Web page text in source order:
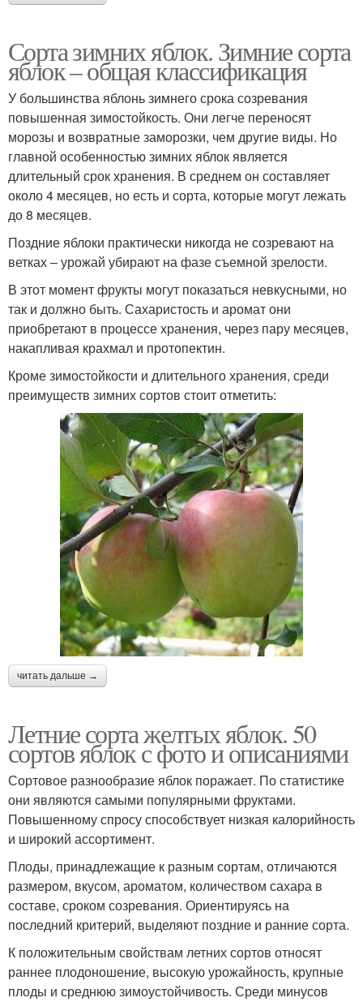
Сорта зимних яблок. Зимние сорта
яблок – общая классификация
У большинства яблонь зимнего срока созревания
повышенная зимостойкость. Они легче переносят
морозы и возвратные заморозки, чем другие виды. Но
главной особенностью зимних яблок является
длительный срок хранения. В среднем он составляет
около 4 месяцев, но есть и сорта, которые могут лежать
до 8 месяцев.
Поздние яблоки практически никогда не созревают на
ветках – урожай убирают на фазе съемной зрелости.
В этот момент фрукты могут показаться невкусными, но
так и должно быть. Сахаристость и аромат они
приобретают в процессе хранения, через пару месяцев,
накапливая крахмал и протопектин.
Кроме зимостойкости и длительного хранения, среди
преимуществ зимних сортов стоит отметить:
читать дальше →
Летние сорта желтых яблок. 50
сортов яблок с фото и описаниями
Сортовое разнообразие яблок поражает. По статистике
они являются самыми популярными фруктами.
Повышенному спросу способствует низкая калорийность
и широкий ассортимент.
Плоды, принадлежащие к разным сортам, отличаются
размером, вкусом, ароматом, количеством сахара в
составе, сроком созревания. Ориентируясь на
последний критерий, выделяют поздние и ранние сорта.
К положительным свойствам летних сортов относят
раннее плодоношение, высокую урожайность, крупные
плоды и среднюю зимоустойчивость. Среди минусов